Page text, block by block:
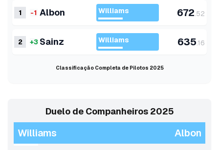
1 -1 Albon Williams 672.52
2 +3 Sainz Williams 635.16
Classificação Completa de Pilotos 2025
Duelo de Companheiros 2025
Williams Albon